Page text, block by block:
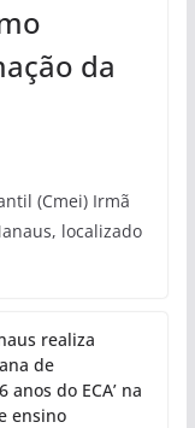
da
(Cmei) Irmã
localizado
realiza
de
do ECA’ na
ensino